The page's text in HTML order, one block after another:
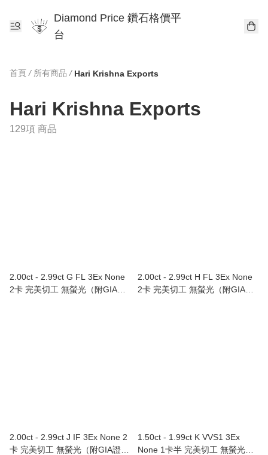
Diamond Price 鑽石格價平
台
首頁 / 所有商品 / Hari Krishna Exports
Hari Krishna Exports
129項 商品
2.00ct - 2.99ct G FL 3Ex None
2卡 完美切工 無螢光（附GIA證
2.00ct - 2.99ct H FL 3Ex None
2卡 完美切工 無螢光（附GIA證
2.00ct - 2.99ct J IF 3Ex None 2
卡 完美切工 無螢光（附GIA證
1.50ct - 1.99ct K VVS1 3Ex
None 1卡半 完美切工 無螢光